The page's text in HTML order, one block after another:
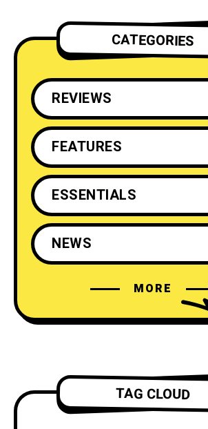
CATEGORIES
REVIEWS
FEATURES
ESSENTIALS
NEWS
MORE
TAG CLOUD